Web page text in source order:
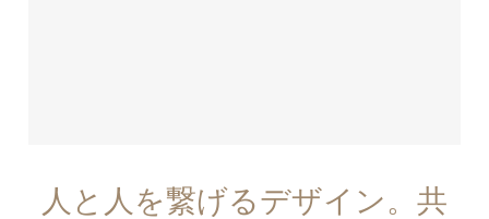
人と人を繋げるデザイン。共